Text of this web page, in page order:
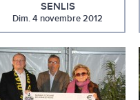
SENLIS
Dim. 4 novembre 2012